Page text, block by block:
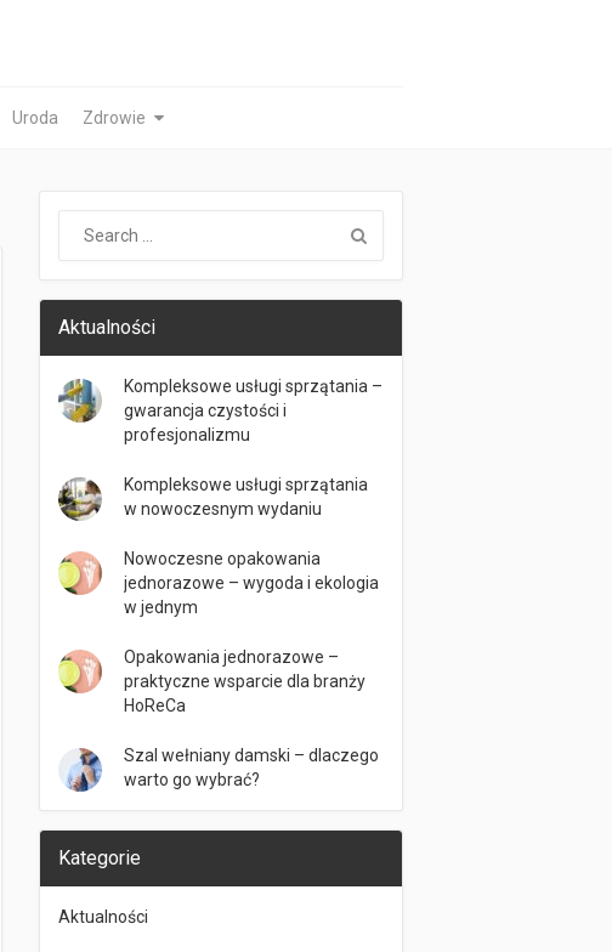
Uroda Zdrowie
Aktualności
Kompleksowe usługi sprzątania –
gwarancja czystości i
profesjonalizmu
Kompleksowe usługi sprzątania
w nowoczesnym wydaniu
Nowoczesne opakowania
jednorazowe – wygoda i ekologia
w jednym
Opakowania jednorazowe –
praktyczne wsparcie dla branży
HoReCa
Szal wełniany damski – dlaczego
warto go wybrać?
Kategorie
Aktualności